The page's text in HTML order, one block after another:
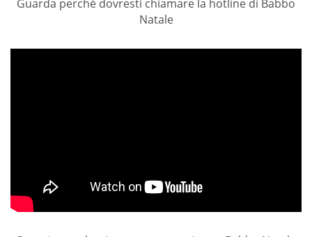
Guarda perché dovresti chiamare la hotline di Babbo
Natale